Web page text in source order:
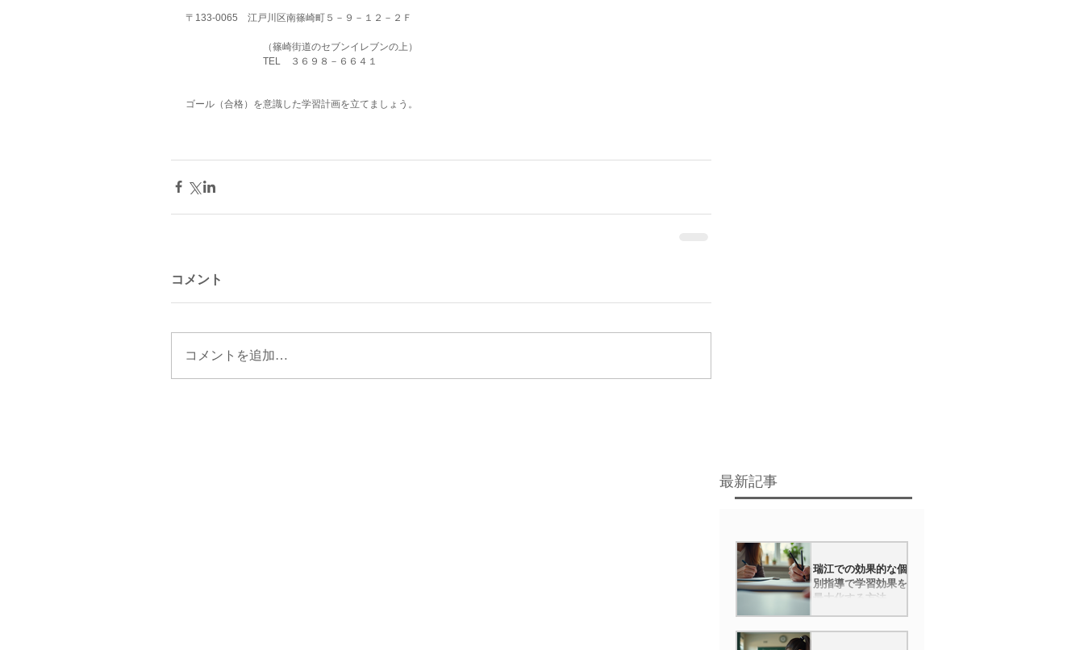
〒133-0065　江戸川区南篠崎町５－９－１２－２Ｆ
（篠崎街道のセブンイレブンの上）
TEL　３６９８－６６４１
ゴール（合格）を意識した学習計画を立てましょう。
コメント
コメントを追加…
最新記事
瑞江での効果的な個
別指導で学習効果を
最大化する方法